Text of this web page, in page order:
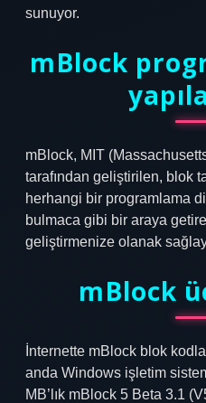
sunuyor.
mBlock
mBlock, MIT
tarafından geliştirilen, blok
herhangi bir programlama
bulmaca gibi bir araya
geliştirmenize olanak
mBlock
İnternette mBlock blok
anda Windows işletim
MB’lık mBlock 5 Beta 3.1